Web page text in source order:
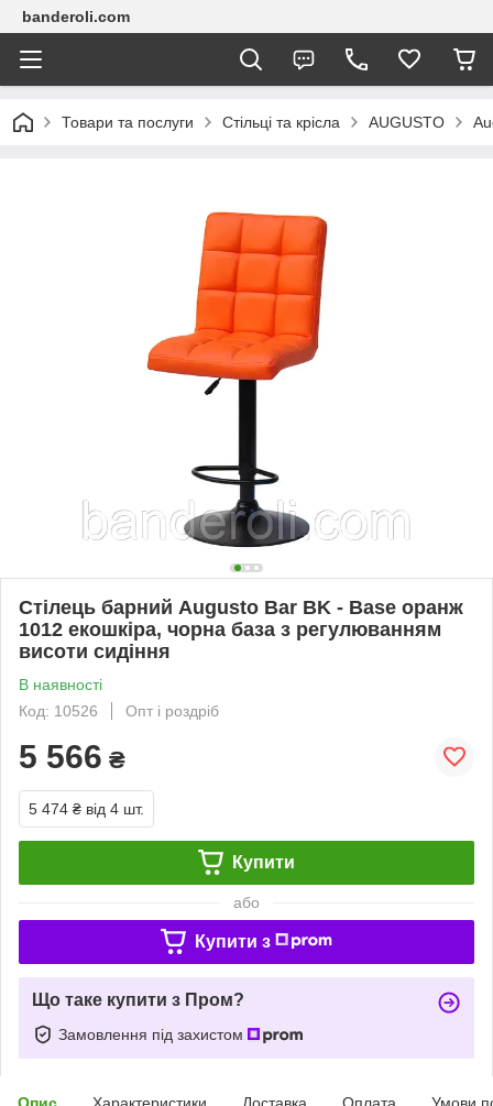
banderoli.com
Товари та послуги Стільці та крісла AUGUSTO
Стілець барний Augusto Bar BK - Base оранж
1012 екошкіра, чорна база з регулюванням
висоти сидіння
В наявності
Код: 10526
Опт і роздріб
5 566 ₴
5 474 ₴ від 4 шт.
Купити
або
Купити з
Що таке купити з Пром?
Замовлення під захистом
Опис Характеристики Доставка Оплата Умови